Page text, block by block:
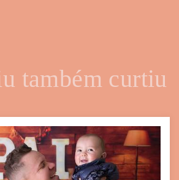
também curtiu